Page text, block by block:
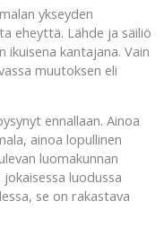
ykseyden
eheyttä. Lähde ja säiliö
ikuisena kantajana. Vain
muutoksen eli
ennallaan. Ainoa
ainoa lopullinen
luomakunnan
jokaisessa luodussa
se on rakastava